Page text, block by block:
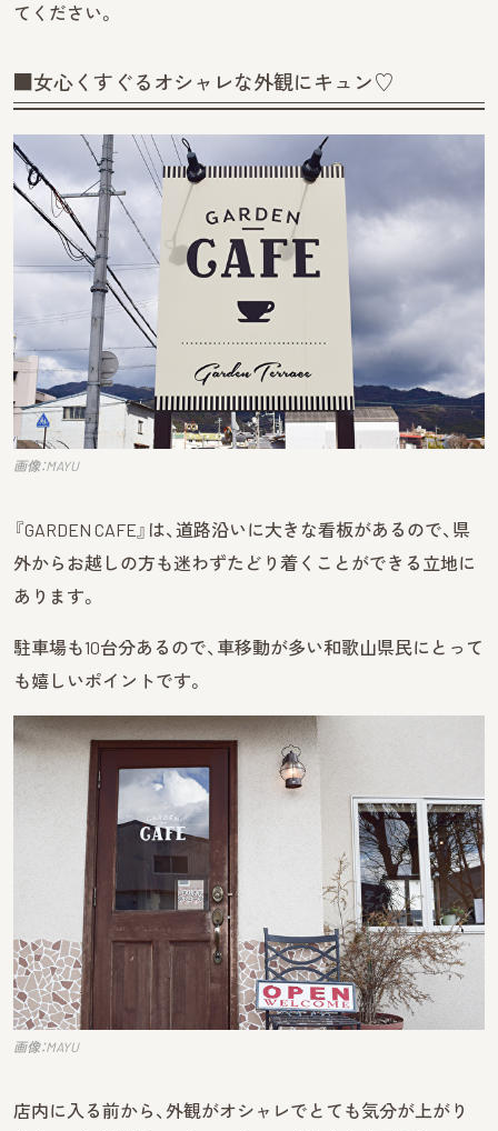
てください。
■女心くすぐるオシャレな外観にキュン♡
画像：MAYU
『GARDEN CAFE』は、道路沿いに大きな看板があるので、県
外からお越しの方も迷わずたどり着くことができる立地に
あります。
駐車場も10台分あるので、車移動が多い和歌山県民にとって
も嬉しいポイントです。
画像：MAYU
店内に入る前から、外観がオシャレでとても気分が上がり